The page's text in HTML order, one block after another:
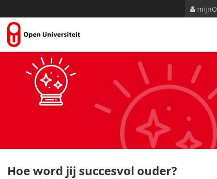
Hoe word jij succesvol ouder?